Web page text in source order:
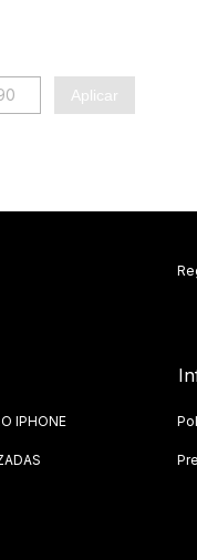
Aplicar
IPHONE